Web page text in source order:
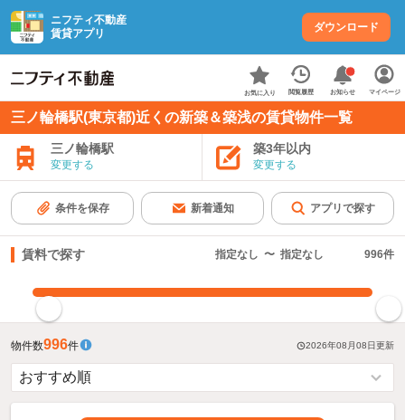
ニフティ不動産
賃貸アプリ
ダウンロード
お気に入り 閲覧履歴 お知らせ マイページ
三ノ輪橋駅(東京都)近くの新築＆築浅の賃貸物件一覧
三ノ輪橋駅
変更する
築3年以内
変更する
条件を保存 新着通知 アプリで探す
賃料で探す 指定なし 〜 指定なし 996件
物件数996件 2026年08月08日更新